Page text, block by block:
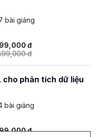
bài giảng
đ
đ
cho phân tích dữ liệu
bài giảng
đ